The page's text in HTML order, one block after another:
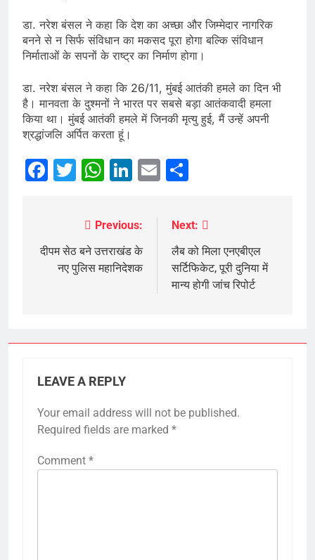
डा. नरेश बंसल ने कहा कि देश का अच्छा और जिम्मेदार नागरिक
बनने से न सिर्फ संविधान का मकसद पूरा होगा बल्कि संविधान
निर्माताओं के सपनों के राष्ट्र का निर्माण होगा।
डा. नरेश बंसल ने कहा कि 26/11, मुंबई आतंकी हमले का दिन भी
है। मानवता के दुश्मनों ने भारत पर सबसे बड़ा आतंकवादी हमला
किया था। मुंबई आतंकी हमले में जिनकी मृत्यु हुई, मैं उन्हें अपनी
श्रद्धांजलि अर्पित करता हूं।
Facebook
Twitter
WhatsApp
LinkedIn
Email
navigation
Previous:
दीपम सेठ बने उत्तराखंड के
नए पुलिस महानिदेशक
Next:
लैब को मिला एनएबीएल
सर्टिफिकेट, पूरी दुनिया में
मान्य होगी जांच रिपोर्ट
LEAVE A REPLY
Your email address will not be published.
Required fields are marked *
Comment *